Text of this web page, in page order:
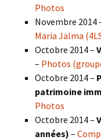
Photos
Novembre 2014
Maria Jalma
Octobre 2014 –
– Photos
Octobre 2014 –
patrimoine
Photos
Octobre 2014 –
années) –